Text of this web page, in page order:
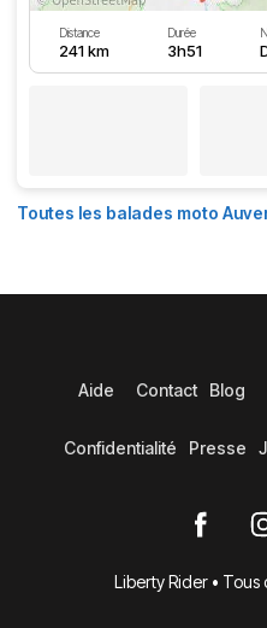
Distance
241 km
Durée
3h51
Toutes les balades moto
Aide Contact Blog
Confidentialité Presse
Liberty Rider • Tous